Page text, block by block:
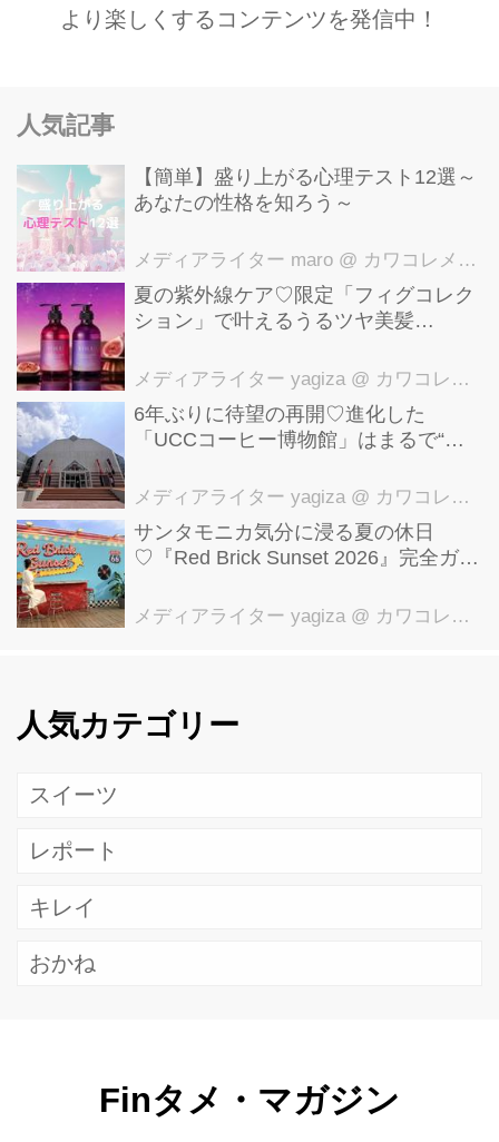
より楽しくするコンテンツを発信中！
人気記事
【簡単】盛り上がる心理テスト12選～
あなたの性格を知ろう～
メディアライター maro @ カワコレメディア編集部
夏の紫外線ケア♡限定「フィグコレク
ション」で叶えるうるツヤ美髪
メディアライター yagiza @ カワコレメディア編集部
6年ぶりに待望の再開♡進化した
「UCCコーヒー博物館」はまるで“コ
貌を公開
メディアライター yagiza @ カワコレメディア編集部
サンタモニカ気分に浸る夏の休日
♡『Red Brick Sunset 2026』完全ガイ
メディアライター yagiza @ カワコレメディア編集部
人気カテゴリー
スイーツ
レポート
キレイ
おかね
Finタメ・マガジン